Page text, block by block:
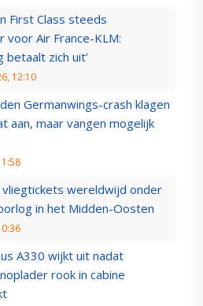
First Class steeds
voor Air France-KLM:
betaalt zich uit’
12:10
Germanwings-crash klagen
aan, maar vangen mogelijk
vliegtickets wereldwijd onder
in het Midden-Oosten
A330 wijkt uit nadat
rook in cabine